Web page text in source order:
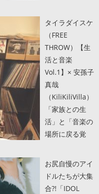
タイラダイスケ
（FREE
THROW）【生
活と音楽
Vol.1】× 安孫子
真哉
（KiliKiliVilla）
「家族との生
活」と「音楽の
場所に戻る覚
お尻自慢のアイ
ドルたちが大集
合?!「IDOL